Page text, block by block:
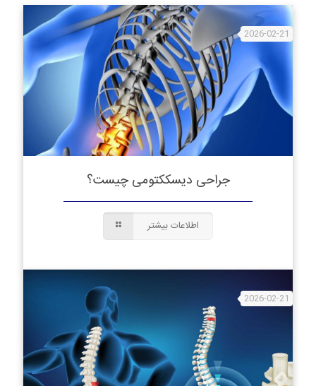
2026-02-21
جراحی دیسککتومی چیست؟
اطلاعات بیشتر
2026-02-21